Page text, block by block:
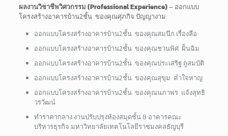
ผลงานวิชาชีพวิศวกรรม (Professional Experience)– ออกแบบ
โครงสร้างอาคารบ้าน2ชั้น ของคุณศุภกิจ ปัญญางาม
ออกแบบโครงสร้างอาคารบ้าน2ชั้น ของคุณสมนึก เรื่องลือ
ออกแบบโครงสร้างอาคารบ้าน2ชั้น ของคุณชวนพิศ ฝั้นฉิม
ออกแบบโครงสร้างอาคารบ้าน2ชั้น ของคุณประเสริฐ ถูสมบัติ
ออกแบบโครงสร้างอาคารบ้าน2ชั้น ของคุณสุขุม คำใจหาญ
ออกแบบโครงสร้างอาคารบ้าน2ชั้น ของคุณนภาพร แจ้งสุทธิ
วรวัฒน์
ทำราคากลาง งานปรับปรุงห้องสมุดชั้น 8 อาคารคณะ
บริหารธุรกิจ มหาวิทยาลัยเทคโนโลยีราชมงคลธัญบุรี